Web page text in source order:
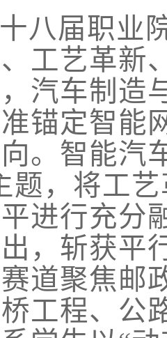
八届职业
工艺革新
汽车制造
锚定智能
。智能汽
题，将工
进行充分
，斩获平
道聚焦邮
工程、公